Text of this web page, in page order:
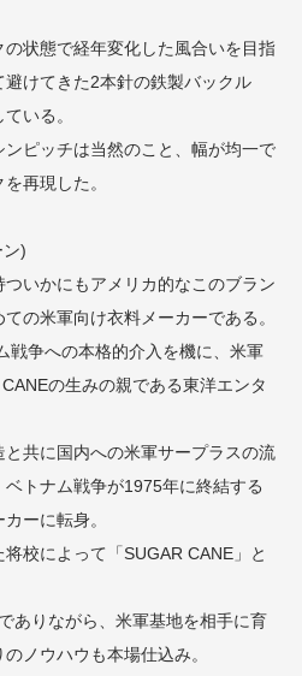
状態で経年変化した風合いを目指
けてきた2本針の鉄製バックル
いる。
ピッチは当然のこと、幅が均一で
再現した。
)
ついかにもアメリカ的なこのブラン
の米軍向け衣料メーカーである。
戦争への本格的介入を機に、米軍
の生みの親である東洋エンタ
共に国内への米軍サープラスの流
トナム戦争が1975年に終結する
ーに転身。
校によって「SUGAR CANE」と
ありながら、米軍基地を相手に育
ノウハウも本場仕込み。